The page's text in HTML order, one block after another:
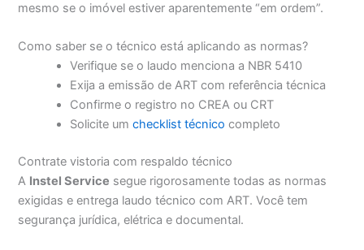
mesmo se o imóvel estiver aparentemente “em ordem”.
Como saber se o técnico está aplicando as normas?
Verifique se o laudo menciona a NBR 5410
Exija a emissão de ART com referência técnica
Confirme o registro no CREA ou CRT
Solicite umchecklist técnico completo
Contrate vistoria com respaldo técnico
A Instel Service segue rigorosamente todas as normas
exigidas e entrega laudo técnico com ART. Você tem
segurança jurídica, elétrica e documental.